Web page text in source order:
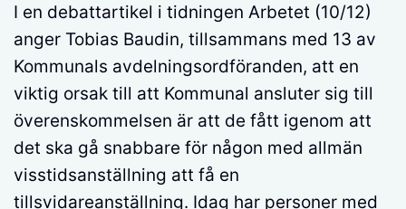
I en debattartikel i tidningen Arbetet (10/12)
anger Tobias Baudin, tillsammans med 13 av
Kommunals avdelningsordföranden, att en
viktig orsak till att Kommunal ansluter sig till
överenskommelsen är att de fått igenom att
det ska gå snabbare för någon med allmän
visstidsanställning att få en
tillsvidareanställning. Idag har personer med